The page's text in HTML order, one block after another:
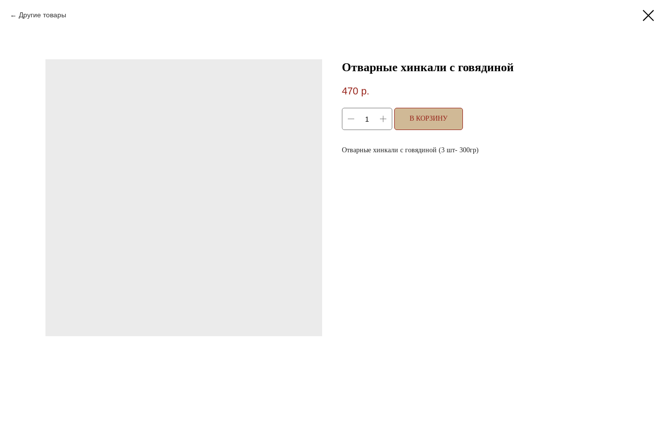
Другие товары
Отварные хинкали с говядиной
470 р.
В КОРЗИНУ
Отварные хинкали с говядиной (3 шт- 300гр)